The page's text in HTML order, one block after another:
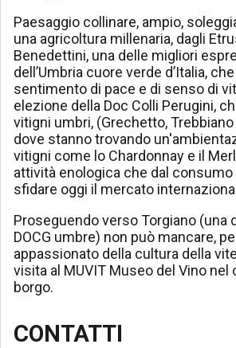
Paesaggio collinare, ampio,
una agricoltura millenaria, dagli
Benedettini, una delle migliori
dell’Umbria cuore verde d’Italia,
sentimento di pace e di senso di
elezione della Doc Colli Perugini,
vitigni umbri, (Grechetto,
dove stanno trovando
vitigni come lo Chardonnay e il
attività enologica che dal
sfidare oggi il mercato
Proseguendo verso Torgiano (una
DOCG umbre) non può mancare,
appassionato della cultura della
visita al MUVIT Museo del Vino
borgo.
CONTATTI